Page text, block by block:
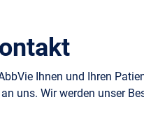
Ihnen und Ihren
uns. Wir werden unser